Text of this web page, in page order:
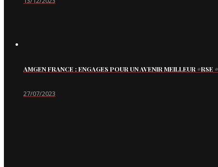
AMGEN FRANCE : ENGAGES POUR UN AVENIR MEILLEUR
27/07/2023